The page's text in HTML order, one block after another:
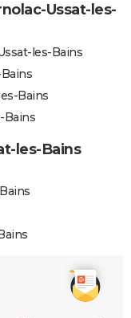
Ussat-les-
les-Bains
Bains
Bains
les-Bains